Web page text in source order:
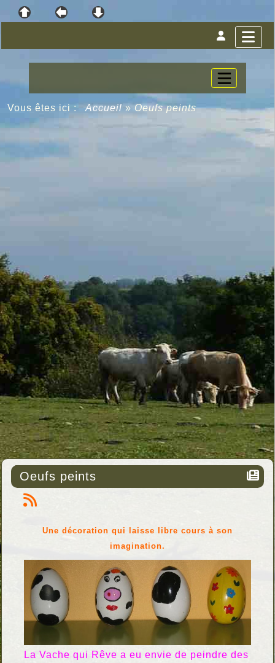
Vous êtes ici : Accueil »Oeufs peints
Oeufs peints
Une décoration qui laisse libre cours à son
imagination.
La Vache qui Rêve a eu envie de peindre des